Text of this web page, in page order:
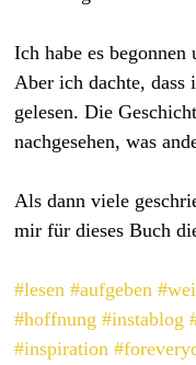
Ich habe es
Aber ich dachte, dass
gelesen. Die
nachgesehen, was
Als dann viele
mir für dieses Buch
#lesen #aufgeben
#hoffnung #instablog
#inspiration